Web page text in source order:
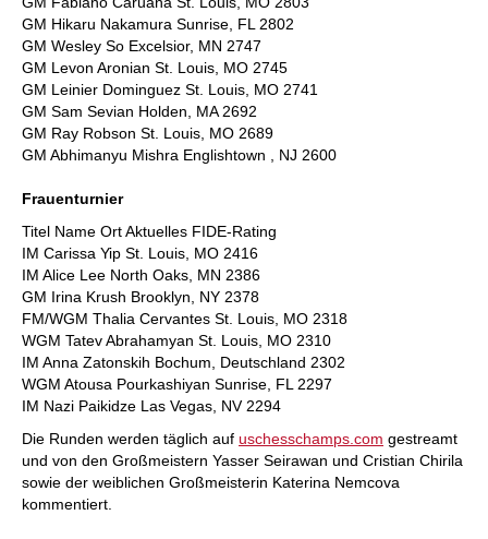
GM Hikaru Nakamura Sunrise, FL 2802
GM Wesley So Excelsior, MN 2747
GM Levon Aronian St. Louis, MO 2745
GM Leinier Dominguez St. Louis, MO 2741
GM Sam Sevian Holden, MA 2692
GM Ray Robson St. Louis, MO 2689
GM Abhimanyu Mishra Englishtown , NJ 2600
Frauenturnier
Titel Name Ort Aktuelles FIDE-Rating
IM Carissa Yip St. Louis, MO 2416
IM Alice Lee North Oaks, MN 2386
GM Irina Krush Brooklyn, NY 2378
FM/WGM Thalia Cervantes St. Louis, MO 2318
WGM Tatev Abrahamyan St. Louis, MO 2310
IM Anna Zatonskih Bochum, Deutschland 2302
WGM Atousa Pourkashiyan Sunrise, FL 2297
IM Nazi Paikidze Las Vegas, NV 2294
Die Runden werden täglich auf uschesschamps.com gestreamt
und von den Großmeistern Yasser Seirawan und Cristian Chirila
sowie der weiblichen Großmeisterin Katerina Nemcova
kommentiert.